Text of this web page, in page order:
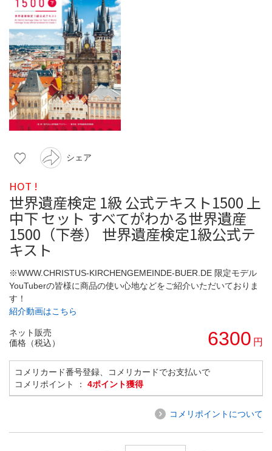
シェア
HOT !
世界遺産検定 1級 公式テキスト1500 上
中下 セット すべてがわかる世界遺産
1500（下巻） 世界遺産検定1級公式テ
キスト
※WWW.CHRISTUS-KIRCHENGEMEINDE-BUER.DE 限定モデル
YouTuberの皆様に商品の使い心地などをご紹介いただいておりま
す！
紹介動画はこちら
ネット販売
価格（税込）
6300 円
コメリカード番号登録、コメリカードでお支払いで
コメリポイント ： 4ポイント獲得
コメリポイントについて